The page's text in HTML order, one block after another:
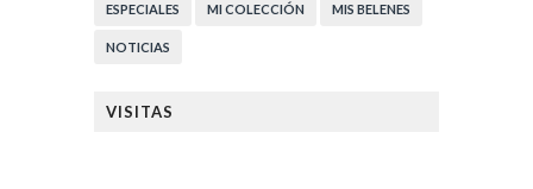
ESPECIALES MI COLECCIÓN MIS BELENES
NOTICIAS
VISITAS